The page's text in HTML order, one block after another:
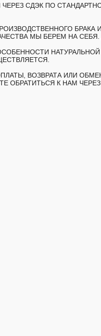
СДЭК ПО
БРАКА
МЫ БЕРЕМ НА
ВОЗВРАТА ИЛИ
ОБРАТИТЬСЯ К НАМ